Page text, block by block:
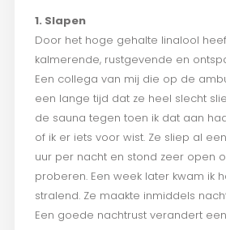
1. Slapen
Door het hoge gehalte linalool
kalmerende, rustgevende en
Een collega van mij die op de
een lange tijd dat ze heel slecht
de sauna tegen toen ik dat aan
of ik er iets voor wist. Ze sliep al
uur per nacht en stond zeer open
proberen. Een week later kwam ik
stralend. Ze maakte inmiddels
Een goede nachtrust verandert